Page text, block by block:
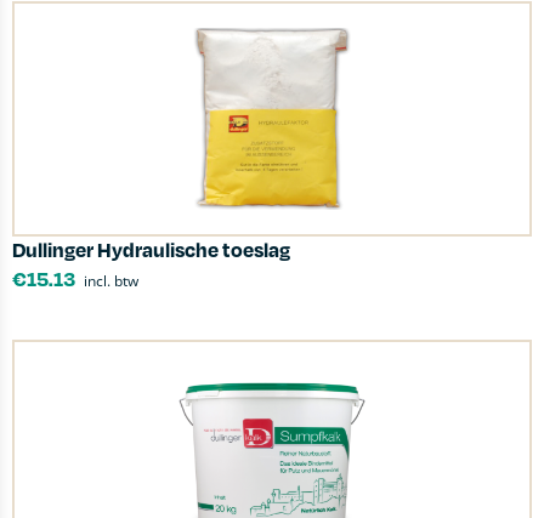
Dullinger Hydraulische toeslag
€15.13 incl. btw